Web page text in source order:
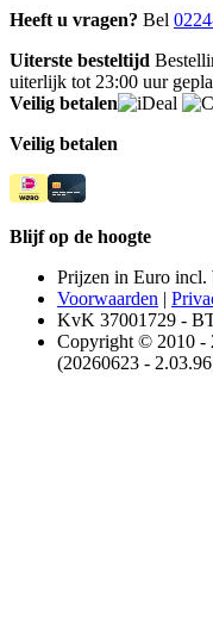
Heeft u vragen? Bel
Uiterste besteltijd
uiterlijk tot 23:00 uur
Veilig betalen
Veilig betalen
Blijf op de hoogte
Prijzen in Euro incl.
Voorwaarden |
KvK 37001729 -
Copyright © 2010 -
(20260623 -